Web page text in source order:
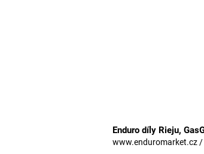
Enduro díly Rieju,
www.enduromarket.cz